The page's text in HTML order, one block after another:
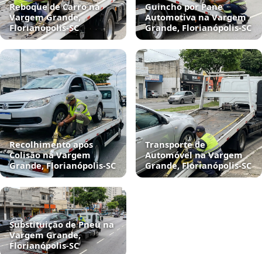
Reboque de Carro na
Vargem Grande,
Florianópolis‑SC
Guincho por Pane
Automotiva na Vargem
Grande, Florianópolis‑SC
Recolhimento após
Colisão na Vargem
Grande, Florianópolis‑SC
Transporte de
Automóvel na Vargem
Grande, Florianópolis‑SC
Substituição de Pneu na
Vargem Grande,
Florianópolis‑SC